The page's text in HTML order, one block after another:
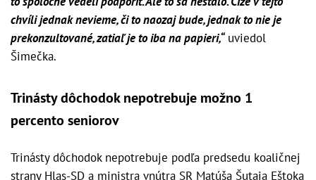
chvíli jednak nevieme, či to naozaj bude, jednak to nie je
prekonzultované, zatiaľ je to iba na papieri,“uviedol
Šimečka.
Trinásty dôchodok nepotrebuje možno 1
percento seniorov
Trinásty dôchodok nepotrebuje podľa predsedu koaličnej
strany Hlas-SD a ministra vnútra SR Matúša Šutaja Eštoka